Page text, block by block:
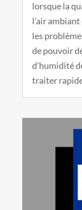
lorsque la
l’air
les
de pouvoir
d’humidité
traiter